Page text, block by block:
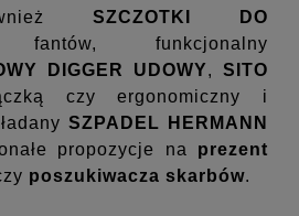
SZCZOTKI DO
funkcjonalny
DIGGER UDOWY, SITO
czy ergonomiczny i
SZPADEL HERMANN
propozycje na prezent
poszukiwacza skarbów.